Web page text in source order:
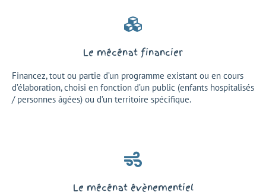
Le mécénat financier
Financez, tout ou partie d’un programme existant ou en cours
d’élaboration, choisi en fonction d’un public (enfants hospitalisés
/ personnes âgées) ou d’un territoire spécifique.
Le mécénat évènementiel